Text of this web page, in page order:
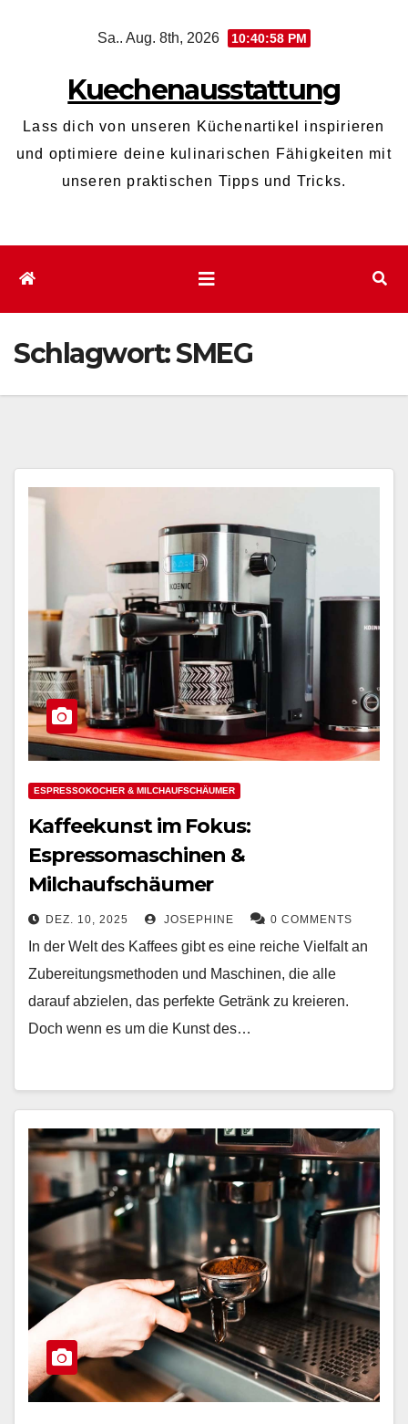
Sa.. Aug. 8th, 2026 10:40:59 PM
Kuechenausstattung
Lass dich von unseren Küchenartikel inspirieren
und optimiere deine kulinarischen Fähigkeiten mit
unseren praktischen Tipps und Tricks.
Schlagwort:SMEG
ESPRESSOKOCHER & MILCHAUFSCHÄUMER
Kaffeekunst im Fokus:
Espressomaschinen &
Milchaufschäumer
DEZ. 10, 2025 JOSEPHINE 0 COMMENTS
In der Welt des Kaffees gibt es eine reiche Vielfalt an
Zubereitungsmethoden und Maschinen, die alle
darauf abzielen, das perfekte Getränk zu kreieren.
Doch wenn es um die Kunst des…